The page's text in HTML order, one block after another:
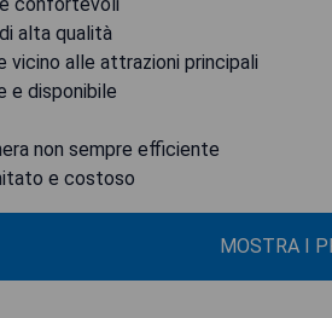
alta qualità
vicino alle attrazioni principali
e disponibile
non sempre efficiente
e costoso
MOSTRA I